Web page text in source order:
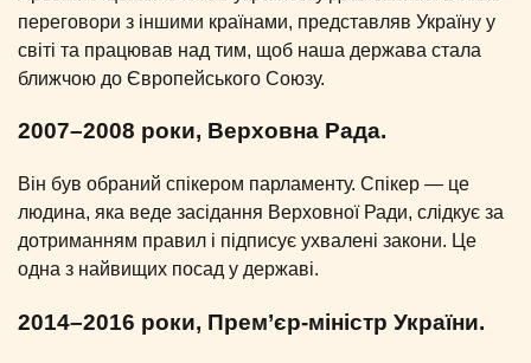
переговори з іншими країнами, представляв Україну у
світі та працював над тим, щоб наша держава стала
ближчою до Європейського Союзу.
2007–2008 роки, Верховна Рада.
Він був обраний спікером парламенту. Спікер — це
людина, яка веде засідання Верховної Ради, слідкує за
дотриманням правил і підписує ухвалені закони. Це
одна з найвищих посад у державі.
2014–2016 роки, Прем’єр-міністр України.